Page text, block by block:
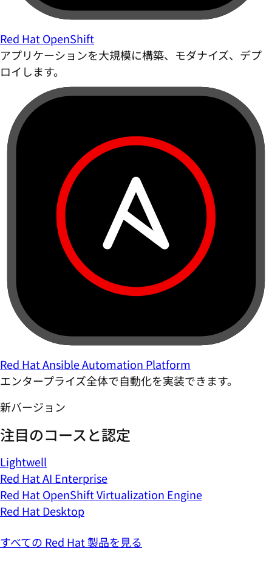
Red Hat OpenShift
アプリケーションを大規模に構築、モダナイズ、デプ
ロイします。
Red Hat Ansible Automation Platform
エンタープライズ全体で自動化を実装できます。
新バージョン
注目のコースと認定
Lightwell
Red Hat AI Enterprise
Red Hat OpenShift Virtualization Engine
Red Hat Desktop
すべての Red Hat 製品を見る